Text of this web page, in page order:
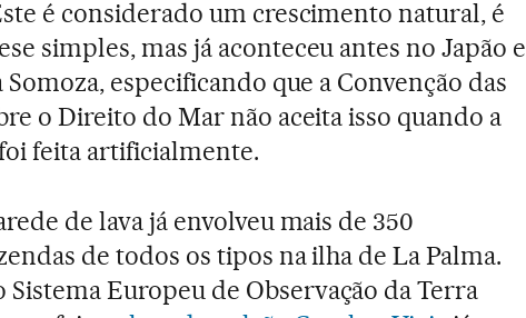
é considerado um crescimento natural, é
simples, mas já aconteceu antes no Japão e
Somoza, especificando que a Convenção das
o Direito do Mar não aceita isso quando a
feita artificialmente.
de lava já envolveu mais de 350
de todos os tipos na ilha de La Palma.
Sistema Europeu de Observação da Terra